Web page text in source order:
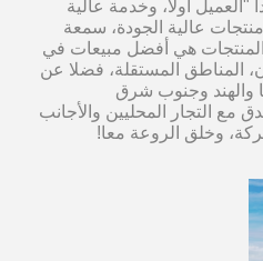
"العميل أولا، وخدمة عالية
منتجات عالية الجودة، سمعة
هي أفضل مبيعات في
مدن، المناطق المستقلة، فضلا عن
والهند وجنوب شرق
مع التجار المحليين والأجانب
وخلق الروعة معا!